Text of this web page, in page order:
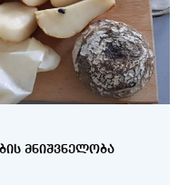
ᲛᲜᲘᲨᲕᲜᲔᲚᲝᲑᲐ